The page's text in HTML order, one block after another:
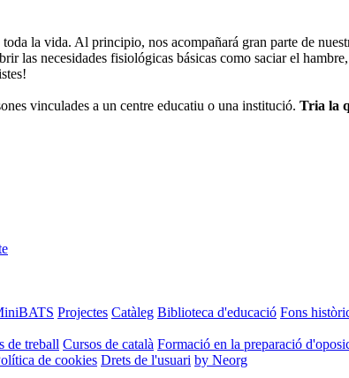
la vida. Al principio, nos acompañará gran parte de
las necesidades fisiológicas básicas como saciar el
vinculades a un centre educatiu o una institució. Tria la
Projectes Catàleg Biblioteca d'educació Fons
de treball Cursos de català Formació en la preparació
de cookies Drets de l'usuari by Neorg